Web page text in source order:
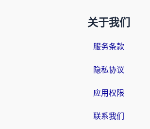
关于我们
服务条款
隐私协议
应用权限
联系我们